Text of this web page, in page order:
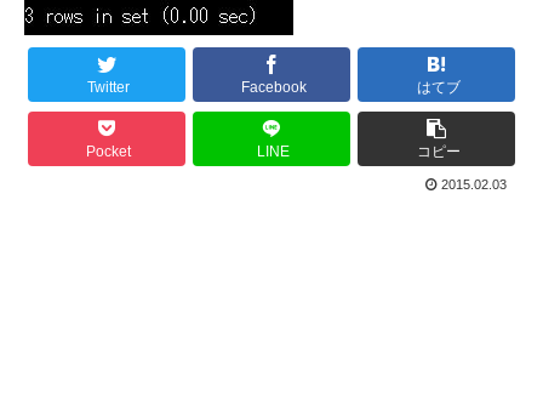
Twitter Facebook はてブ
Pocket LINE コピー
2015.02.03